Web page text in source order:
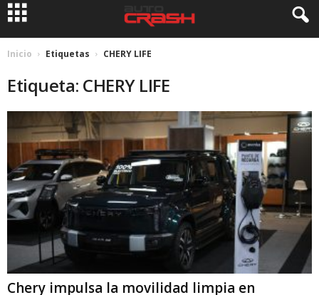
Inicio Etiquetas CHERY LIFE
Etiqueta: CHERY LIFE
Chery impulsa la movilidad limpia en